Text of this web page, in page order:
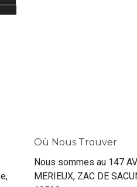
Où Nous Trouver
Nous sommes au 147
MERIEUX, ZAC DE